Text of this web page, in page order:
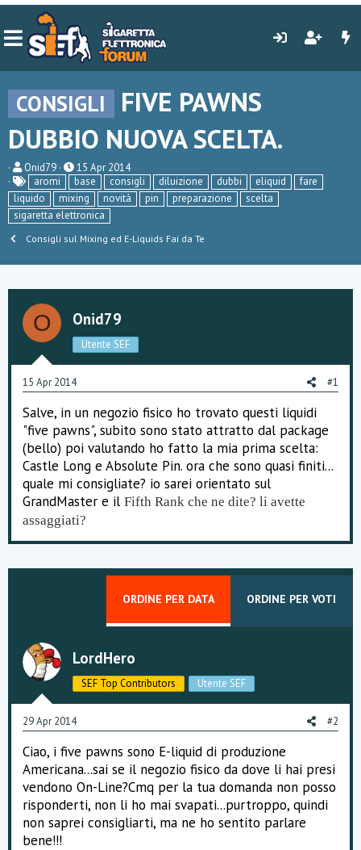
CONSIGLI
FIVE PAWNS
DUBBIO NUOVA SCELTA.
C
r
e
a
t
c
u
s
n
Onid79
D
a
t
a
d
i
15 Apr 2014
aromi
base consigli diluizione dubbi eliquid
fare
liquido
mixing novità pin preparazione
scelta
sigaretta elettronica
Consigli sul Mixing ed E-Liquids Fai da Te
O Onid79
Utente SEF
15 Apr 2014 #1
Salve, in un negozio fisico ho trovato questi liquidi
"five pawns", subito sono stato attratto dal package
(bello) poi valutando ho fatto la mia prima scelta:
Castle Long e Absolute Pin. ora che sono quasi finiti...
quale mi consigliate? io sarei orientato sul
GrandMaster e il Fifth Rank che ne dite? li avette
assaggiati?
ORDINE PER DATA ORDINE PER VOTI
LordHero
SEF Top Contributors Utente SEF
29 Apr 2014 #2
Ciao, i five pawns sono E-liquid di produzione
Americana...sai se il negozio fisico da dove li hai presi
vendono On-Line?Cmq per la tua domanda non posso
risponderti, non li ho mai svapati...purtroppo, quindi
non saprei consigliarti, ma ne ho sentito parlare
bene!!!